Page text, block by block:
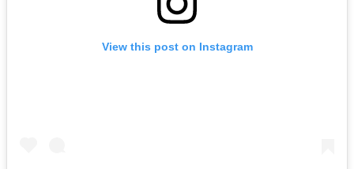
View this post on Instagram